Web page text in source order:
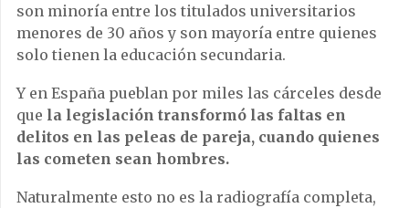
son minoría entre los titulados universitarios
menores de 30 años y son mayoría entre quienes
solo tienen la educación secundaria.
Y en España pueblan por miles las cárceles desde
que la legislación transformó las faltas en
delitos en las peleas de pareja, cuando quienes
las cometen sean hombres.
Naturalmente esto no es la radiografía completa,